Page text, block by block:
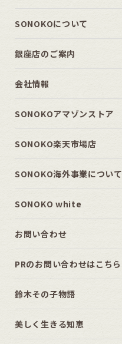
SONOKOについて
銀座店のご案内
会社情報
SONOKOアマゾンストア
SONOKO楽天市場店
SONOKO海外事業について
SONOKO white
お問い合わせ
PRのお問い合わせはこちら
鈴木その子物語
美しく生きる知恵